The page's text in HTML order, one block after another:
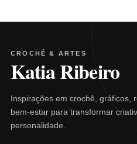
CROCHÊ & ARTES
Katia Ribeiro
Inspirações em crochê, gráficos,
bem-estar para transformar
personalidade.